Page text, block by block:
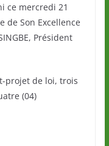
ce mercredi 21
de Son Excellence
Président
projet de loi, trois
(04)